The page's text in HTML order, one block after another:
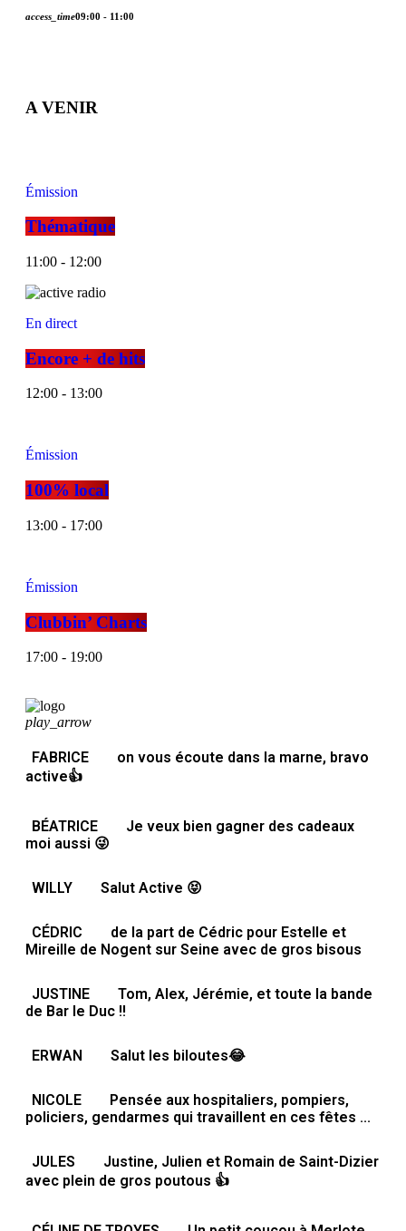
access_time09:00 - 11:00
A VENIR
Émission
Thématique
11:00 - 12:00
En direct
Encore + de hits
12:00 - 13:00
Émission
100% local
13:00 - 17:00
Émission
Clubbin’ Charts
17:00 - 19:00
play_arrow
FABRICE
on vous écoute dans la marne, bravo
active👍
BÉATRICE
Je veux bien gagner des cadeaux
moi aussi 😜
WILLY Salut Active 😝
CÉDRIC
de la part de Cédric pour Estelle et
Mireille de Nogent sur Seine avec de gros bisous
JUSTINE
Tom, Alex, Jérémie, et toute la bande
de Bar le Duc !!
ERWAN Salut les biloutes😂
NICOLE
Pensée aux hospitaliers, pompiers,
policiers, gendarmes qui travaillent en ces fêtes ...
JULES
Justine, Julien et Romain de Saint-Dizier
avec plein de gros poutous 👍